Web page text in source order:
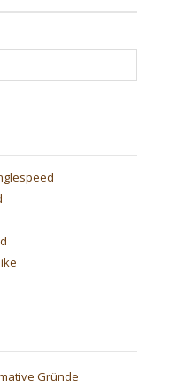
Gründe